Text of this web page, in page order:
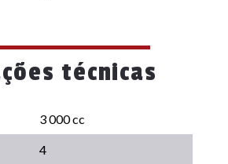
técnicas
3 000 cc
4